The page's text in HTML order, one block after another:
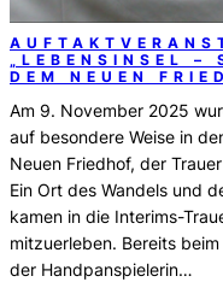
„LEBENSINSEL –
DEM NEUEN
Am 9. November 2025
auf besondere Weise in
Neuen Friedhof, der
Ein Ort des Wandels und
kamen in die Interims-
mitzuerleben. Bereits
der Handpanspielerin…